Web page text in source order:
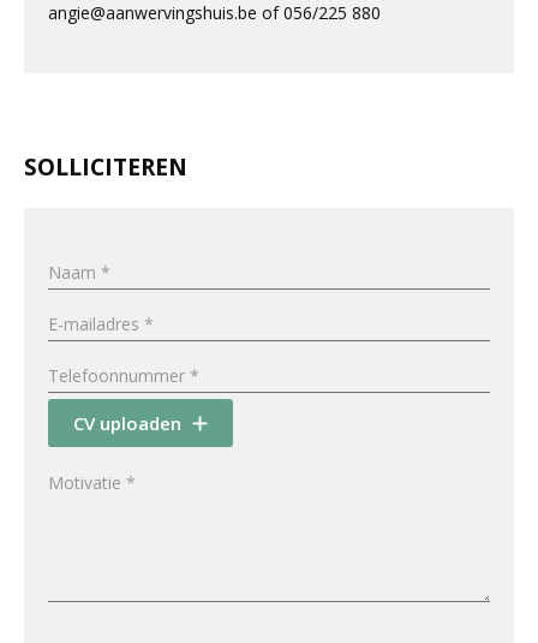
angie@aanwervingshuis.be of 056/225 880
SOLLICITEREN
CV uploaden